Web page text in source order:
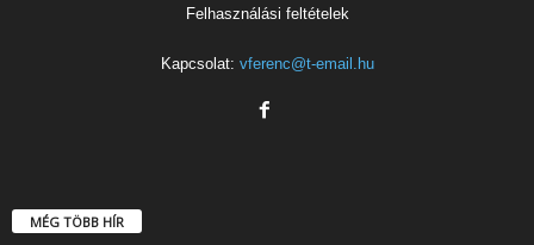
Felhasználási feltételek
Kapcsolat: vferenc@t-email.hu
MÉG TÖBB HÍR